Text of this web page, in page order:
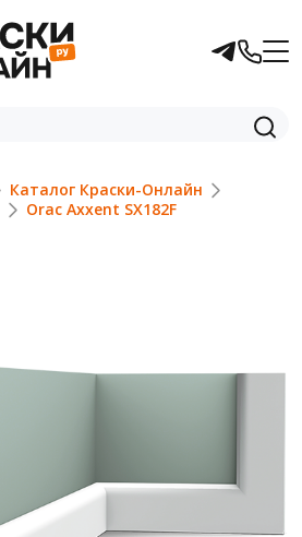
Каталог Краски-Онлайн
Orac Axxent SX182F